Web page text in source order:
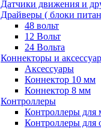
Датчики движения и
Драйверы ( блоки
48 вольт
12 Вольт
24 Вольта
Коннекторы и
Аксессуары
Коннектор 10 мм
Коннектор 8 мм
Контроллеры
Контроллеры для
Контроллеры для